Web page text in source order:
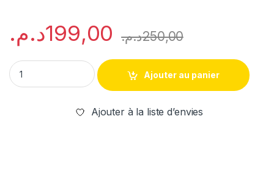
199,00د.م. 250,00د.م.
Ajouter au panier
Ajouter à la liste d’envies